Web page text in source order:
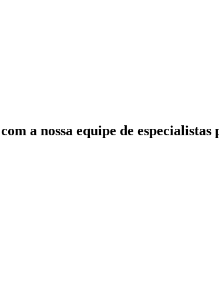
a nossa equipe de